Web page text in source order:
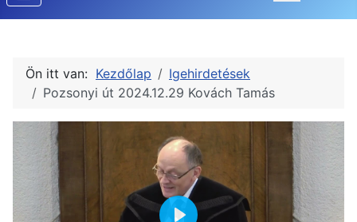
Ön itt van: Kezdőlap
Igehirdetések
Pozsonyi út 2024.12.29 Kovách Tamás